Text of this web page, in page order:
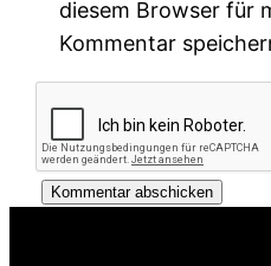
diesem Browser für
Kommentar